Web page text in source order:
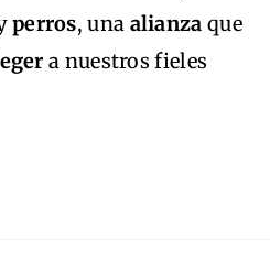
perros, una alianza que
a nuestros fieles